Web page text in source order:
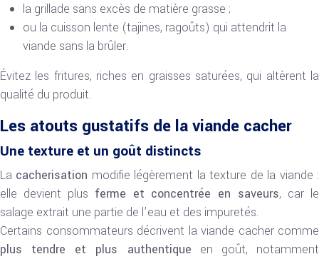
la grillade sans excès de matière grasse ;
ou la cuisson lente (tajines, ragoûts) qui attendrit la
viande sans la brûler.
Évitez les fritures, riches en graisses saturées, qui altèrent la
qualité du produit.
Les atouts gustatifs de la viande cacher
Une texture et un goût distincts
La cacherisation modifie légèrement la texture de la viande :
elle devient plus ferme et concentrée en saveurs, car le
salage extrait une partie de l’eau et des impuretés.
Certains consommateurs décrivent la viande cacher comme
plus tendre et plus authentique en goût, notamment